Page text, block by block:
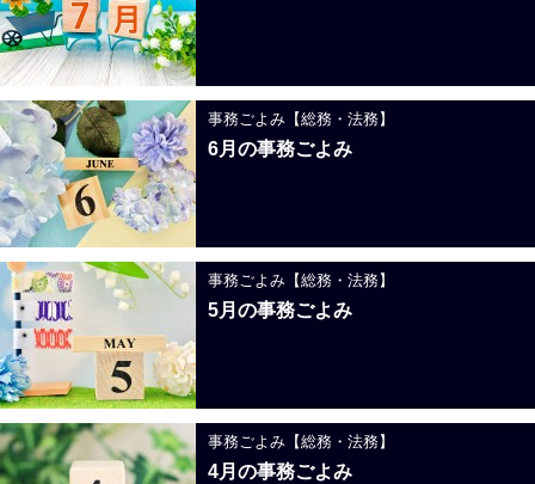
事務ごよみ【総務・法務】
6月の事務ごよみ
事務ごよみ【総務・法務】
5月の事務ごよみ
事務ごよみ【総務・法務】
4月の事務ごよみ